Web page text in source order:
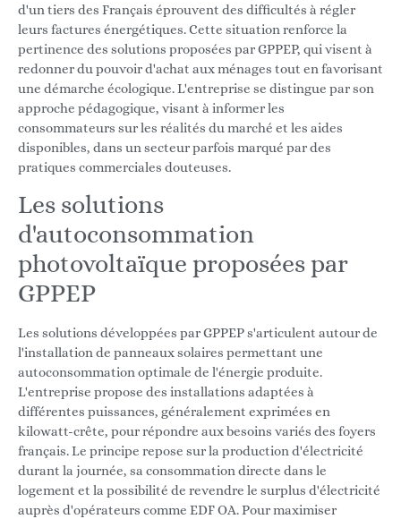
d'un tiers des Français éprouvent des difficultés à régler
leurs factures énergétiques. Cette situation renforce la
pertinence des solutions proposées par GPPEP, qui visent à
redonner du pouvoir d'achat aux ménages tout en favorisant
une démarche écologique. L'entreprise se distingue par son
approche pédagogique, visant à informer les
consommateurs sur les réalités du marché et les aides
disponibles, dans un secteur parfois marqué par des
pratiques commerciales douteuses.
Les solutions
d'autoconsommation
photovoltaïque proposées par
GPPEP
Les solutions développées par GPPEP s'articulent autour de
l'installation de panneaux solaires permettant une
autoconsommation optimale de l'énergie produite.
L'entreprise propose des installations adaptées à
différentes puissances, généralement exprimées en
kilowatt-crête, pour répondre aux besoins variés des foyers
français. Le principe repose sur la production d'électricité
durant la journée, sa consommation directe dans le
logement et la possibilité de revendre le surplus d'électricité
auprès d'opérateurs comme EDF OA. Pour maximiser